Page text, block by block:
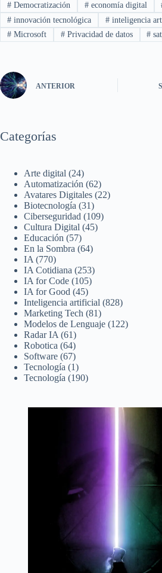
#Democratización #economía digital
#innovación tecnológica #inteligencia
#Microsoft #Privacidad de datos #
ANTERIOR
Categorías
Arte digital (24)
Automatización (62)
Avatares Digitales (22)
Biotecnología (31)
Ciberseguridad (109)
Cultura Digital (45)
Educación (57)
En la Sombra (64)
IA (770)
IA Cotidiana (253)
IA for Code (105)
IA for Good (45)
Inteligencia artificial (828)
Marketing Tech (81)
Modelos de Lenguaje (122)
Radar IA (61)
Robotica (64)
Software (67)
Tecnología (1)
Tecnología (190)